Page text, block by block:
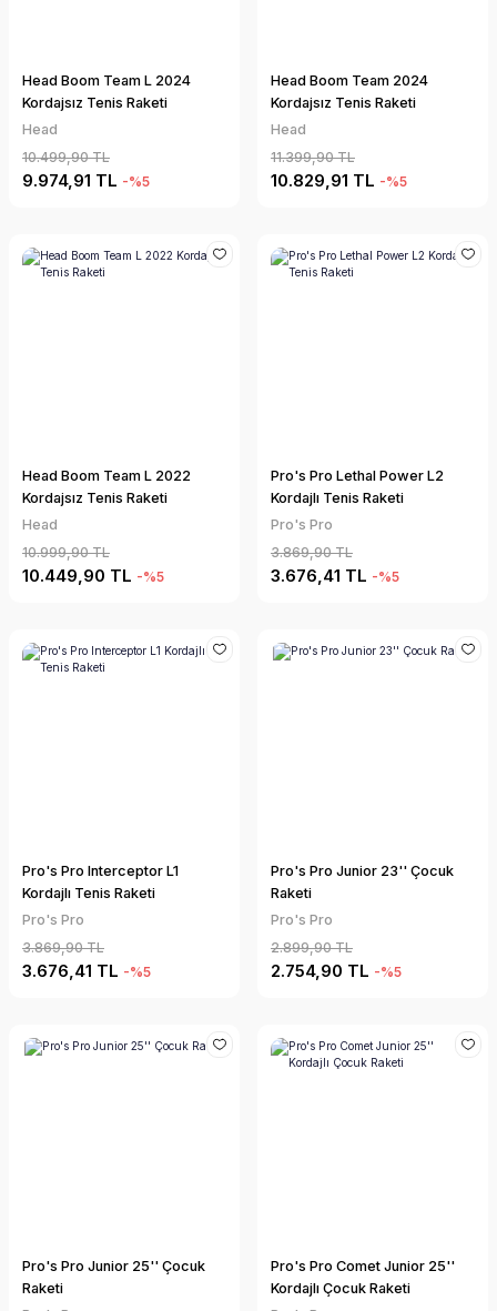
Head Boom Team L 2024
Kordajsız Tenis Raketi
Head
10.499,90 TL
9.974,91 TL -%5
Head Boom Team 2024
Kordajsız Tenis Raketi
Head
11.399,90 TL
10.829,91 TL -%5
Head Boom Team L 2022
Kordajsız Tenis Raketi
Head
10.999,90 TL
10.449,90 TL -%5
Pro's Pro Lethal Power L2
Kordajlı Tenis Raketi
Pro's Pro
3.869,90 TL
3.676,41 TL -%5
Pro's Pro Interceptor L1
Kordajlı Tenis Raketi
Pro's Pro
3.869,90 TL
3.676,41 TL -%5
Pro's Pro Junior 23'' Çocuk
Raketi
Pro's Pro
2.899,90 TL
2.754,90 TL -%5
Pro's Pro Junior 25'' Çocuk
Raketi
Pro's Pro Comet Junior 25''
Kordajlı Çocuk Raketi